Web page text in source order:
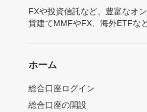
FXや投資信託など、豊富なオ
貨建てMMFやFX、海外ETFな
ホーム
総合口座ログイン
総合口座の開設